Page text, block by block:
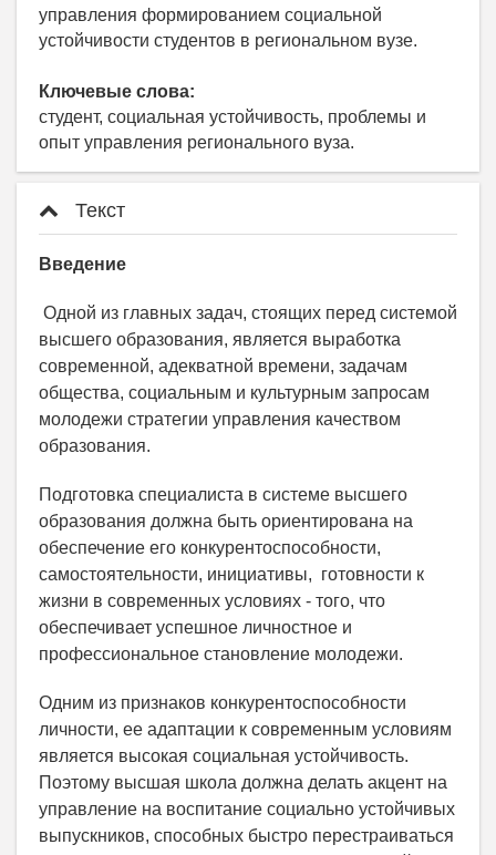
управления формированием социальной
устойчивости студентов в региональном вузе.
Ключевые слова:
студент, социальная устойчивость, проблемы и
опыт управления регионального вуза.
Текст
Введение
Одной из главных задач, стоящих перед системой
высшего образования, является выработка
современной, адекватной времени, задачам
общества, социальным и культурным запросам
молодежи стратегии управления качеством
образования.
Подготовка специалиста в системе высшего
образования должна быть ориентирована на
обеспечение его конкурентоспособности,
самостоятельности, инициативы, готовности к
жизни в современных условиях - того, что
обеспечивает успешное личностное и
профессиональное становление молодежи.
Одним из признаков конкурентоспособности
личности, ее адаптации к современным условиям
является высокая социальная устойчивость.
Поэтому высшая школа должна делать акцент на
управление на воспитание социально устойчивых
выпускников, способных быстро перестраиваться